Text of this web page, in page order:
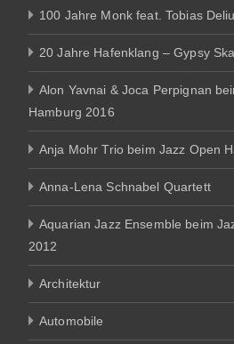
100 Jahre Monk feat. Tobias
20 Jahre Hafenklang – Gypsy
Alon Yavnai & Joca Perpignan
Hamburg 2016
Anja Mohr Trio beim Jazz Open
Anna-Lena Schnabel Quartett
Aquarian Jazz Ensemble beim
2012
Architektur
Automobile